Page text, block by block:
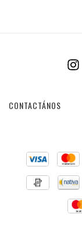
CONTACTÁNOS